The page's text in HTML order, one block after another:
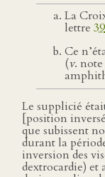
La
lettre 39
Ce
(v. note
Le supplicié
[position
que subissent
durant la
inversion des
dextrocardie) et